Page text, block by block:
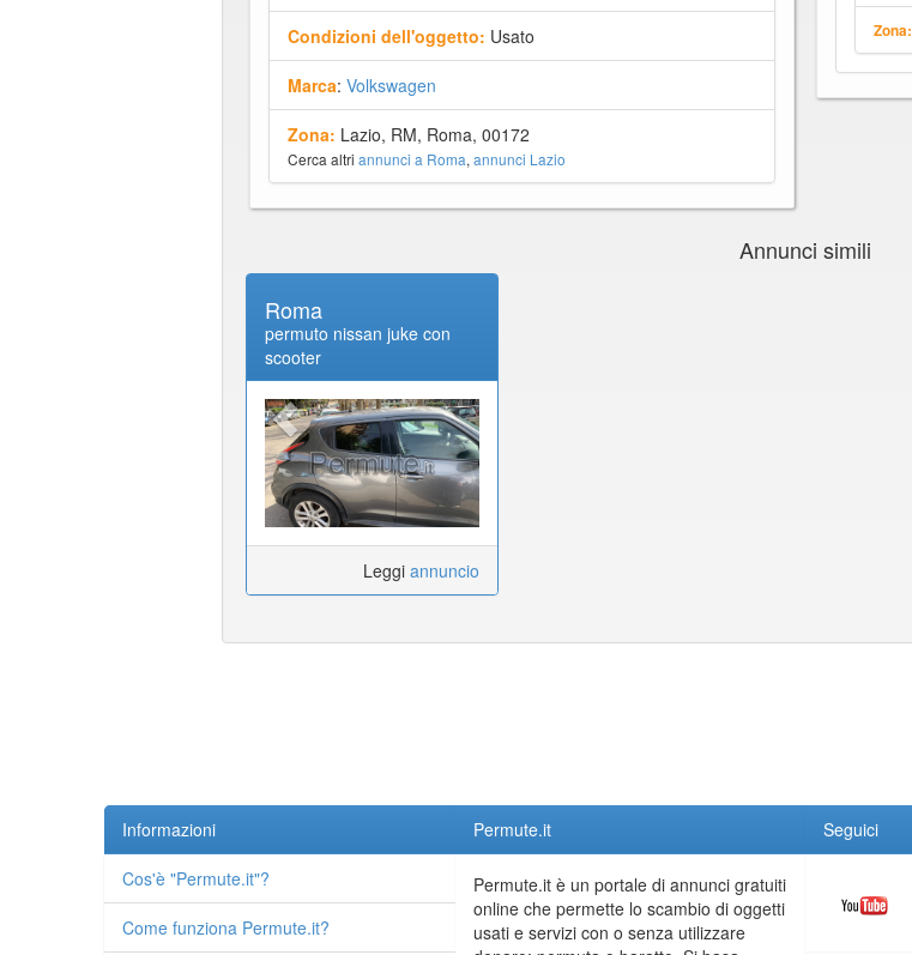
Condizioni dell'oggetto: Usato
Marca: Volkswagen
Zona: Lazio, RM, Roma, 00172
Cerca altri annunci a Roma, annunci Lazio
Zona:
Annunci simili
Roma
permuto nissan juke con
scooter
Leggi annuncio
Informazioni
Cos'è "Permute.it"?
Come funziona Permute.it?
Permute.it
Permute.it è un portale di annunci gratuiti
online che permette lo scambio di oggetti
usati e servizi con o senza utilizzare
Seguici